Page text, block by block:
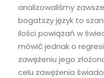
analizowaliśmy
bogatszy język to
ilości powiązań w
mówić jednak o
zawężeniu jego
celu zawężenia